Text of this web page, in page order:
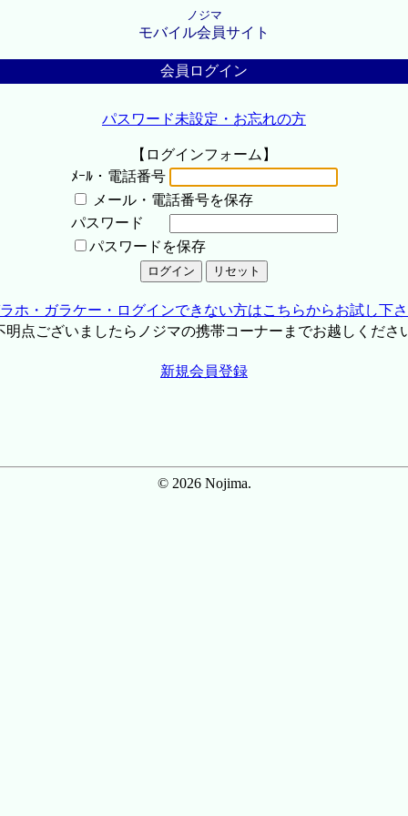
ノジマ
モバイル会員サイト
会員ログイン
パスワード未設定・お忘れの方
【ログインフォーム】
ﾒｰﾙ・電話番号
メール・電話番号を保存
パスワード
パスワードを保存
ホ・ガラケー・ログインできない方はこちらからお試し下
点ございましたらノジマの携帯コーナーまでお越しくださ
新規会員登録
© 2026 Nojima.